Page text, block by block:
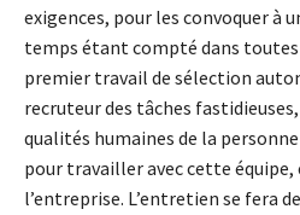
exigences, pour les convoquer à
temps étant compté dans
premier travail de sélection
recruteur des tâches
qualités humaines de la
pour travailler avec cette équipe,
l’entreprise. L’entretien se fera